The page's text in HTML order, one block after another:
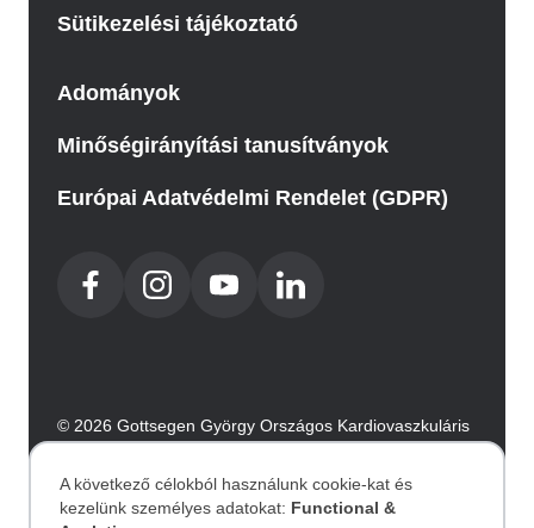
Sütikezelési tájékoztató
Adományok
Minőségirányítási tanusítványok
Európai Adatvédelmi Rendelet (GDPR)
© 2026 Gottsegen György Országos Kardiovaszkuláris
Intézet. Minden jog fenntartva.
A következő célokból használunk cookie-kat és
kezelünk személyes adatokat: Functional &